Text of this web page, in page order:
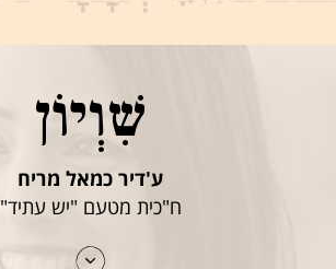
שִׁוְיוֹן
ע'דיר כמאל מריח
ח"כית מטעם "יש עתיד"